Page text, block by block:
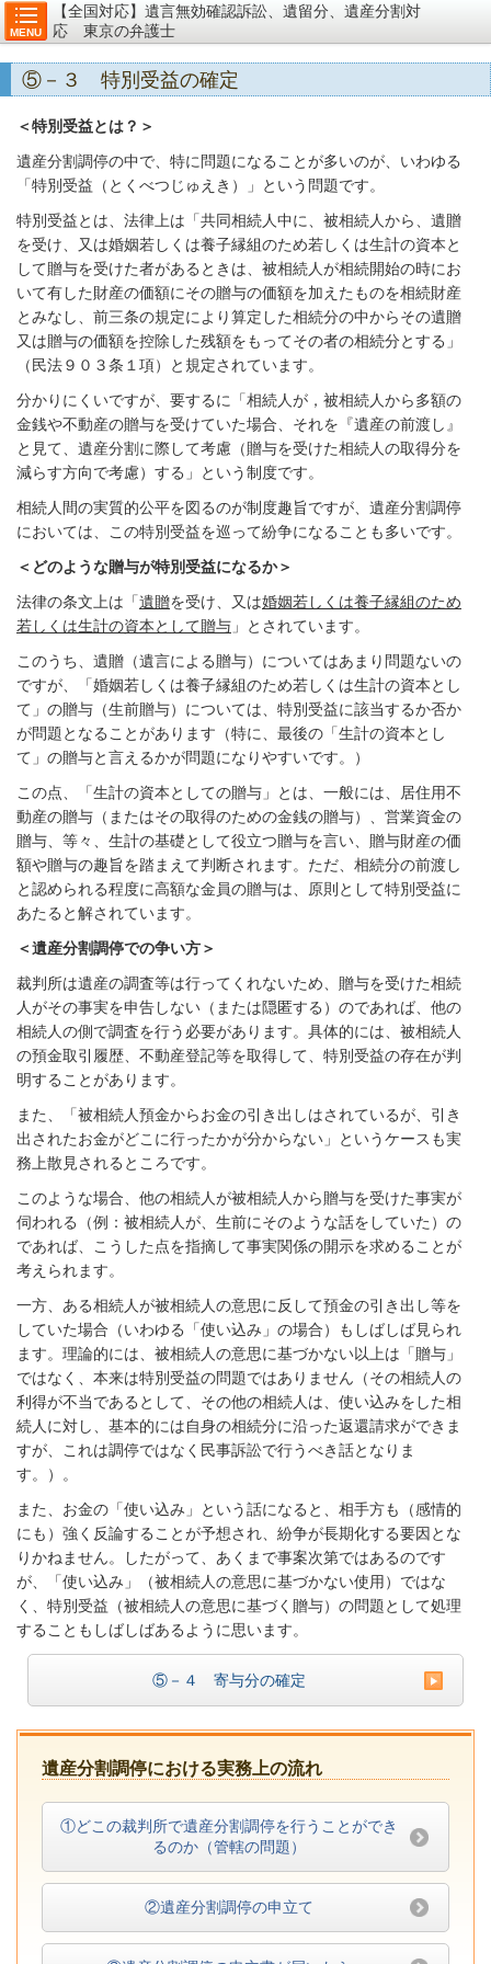
MENU
【全国対応】遺言無効確認訴訟、遺留分、遺産分割対
応 東京の弁護士
⑤－３ 特別受益の確定
＜特別受益とは？＞
遺産分割調停の中で、特に問題になることが多いのが、いわゆる
「特別受益（とくべつじゅえき）」という問題です。
特別受益とは、法律上は「共同相続人中に、被相続人から、遺贈
を受け、又は婚姻若しくは養子縁組のため若しくは生計の資本と
して贈与を受けた者があるときは、被相続人が相続開始の時にお
いて有した財産の価額にその贈与の価額を加えたものを相続財産
とみなし、前三条の規定により算定した相続分の中からその遺贈
又は贈与の価額を控除した残額をもってその者の相続分とする」
（民法９０３条１項）と規定されています。
分かりにくいですが、要するに「相続人が，被相続人から多額の
金銭や不動産の贈与を受けていた場合、それを『遺産の前渡し』
と見て、遺産分割に際して考慮（贈与を受けた相続人の取得分を
減らす方向で考慮）する」という制度です。
相続人間の実質的公平を図るのが制度趣旨ですが、遺産分割調停
においては、この特別受益を巡って紛争になることも多いです。
＜どのような贈与が特別受益になるか＞
法律の条文上は「遺贈を受け、又は婚姻若しくは養子縁組のため
若しくは生計の資本として贈与 」とされています。
このうち、遺贈（遺言による贈与）についてはあまり問題ないの
ですが、「婚姻若しくは養子縁組のため若しくは生計の資本とし
て」の贈与（生前贈与）については、特別受益に該当するか否か
が問題となることがあります（特に、最後の「生計の資本とし
て」の贈与と言えるかが問題になりやすいです。）
この点、「生計の資本としての贈与」とは、一般には、居住用不
動産の贈与（またはその取得のための金銭の贈与）、営業資金の
贈与、等々、生計の基礎として役立つ贈与を言い、贈与財産の価
額や贈与の趣旨を踏まえて判断されます。ただ、相続分の前渡し
と認められる程度に高額な金員の贈与は、原則として特別受益に
あたると解されています。
＜遺産分割調停での争い方＞
裁判所は遺産の調査等は行ってくれないため、贈与を受けた相続
人がその事実を申告しない（または隠匿する）のであれば、他の
相続人の側で調査を行う必要があります。具体的には、被相続人
の預金取引履歴、不動産登記等を取得して、特別受益の存在が判
明することがあります。
また、「被相続人預金からお金の引き出しはされているが、引き
出されたお金がどこに行ったかが分からない」というケースも実
務上散見されるところです。
このような場合、他の相続人が被相続人から贈与を受けた事実が
伺われる（例：被相続人が、生前にそのような話をしていた）の
であれば、こうした点を指摘して事実関係の開示を求めることが
考えられます。
一方、ある相続人が被相続人の意思に反して預金の引き出し等を
していた場合（いわゆる「使い込み」の場合）もしばしば見られ
ます。理論的には、被相続人の意思に基づかない以上は「贈与」
ではなく、本来は特別受益の問題ではありません（その相続人の
利得が不当であるとして、その他の相続人は、使い込みをした相
続人に対し、基本的には自身の相続分に沿った返還請求ができま
すが、これは調停ではなく民事訴訟で行うべき話となりま
す。）。
また、お金の「使い込み」という話になると、相手方も（感情的
にも）強く反論することが予想され、紛争が長期化する要因とな
りかねません。したがって、あくまで事案次第ではあるのです
が、「使い込み」（被相続人の意思に基づかない使用）ではな
く、特別受益（被相続人の意思に基づく贈与）の問題として処理
することもしばしばあるように思います。
⑤－４ 寄与分の確定
遺産分割調停における実務上の流れ
①どこの裁判所で遺産分割調停を行うことができ
るのか（管轄の問題）
②遺産分割調停の申立て